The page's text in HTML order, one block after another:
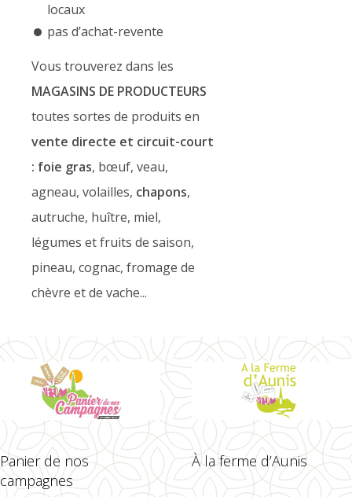
locaux
pas d’achat-revente
Vous trouverez dans les
MAGASINS DE PRODUCTEURS
toutes sortes de produits en
vente directe et circuit-court
: foie gras, bœuf, veau,
agneau, volailles, chapons,
autruche, huître, miel,
légumes et fruits de saison,
pineau, cognac, fromage de
chèvre et de vache...
À la ferme d’Aunis
Panier de nos
campagnes